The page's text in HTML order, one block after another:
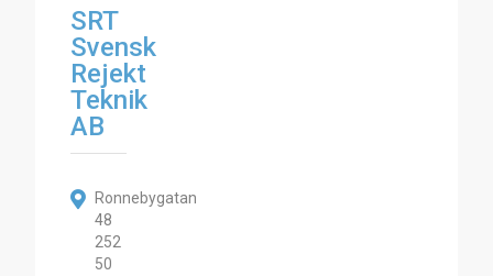
SRT
Svensk
Rejekt
Teknik
AB
Ronnebygatan
48
252
50